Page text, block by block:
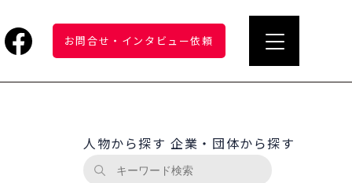
お問合せ ・ インタビュー依頼
人物から探す 企業・団体から探す